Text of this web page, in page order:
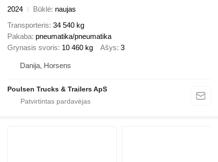
2024
Būklė naujas
Transporteris 34 540 kg
Pakaba pneumatika/pneumatika
Grynasis svoris 10 460 kg Ašys 3
Danija, Horsens
Poulsen Trucks & Trailers ApS